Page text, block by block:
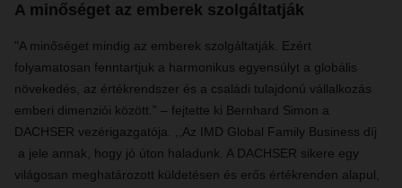
A minőséget az emberek szolgáltatják
"A minőséget mindig az emberek szolgáltatják. Ezért
folyamatosan fenntartjuk a harmonikus egyensúlyt a globális
növekedés, az értékrendszer és a családi tulajdonú vállalkozás
emberi dimenziói között.” – fejtette ki Bernhard Simon a
DACHSER vezérigazgatója. ,,Az IMD Global Family Business díj
a jele annak, hogy jó úton haladunk. A DACHSER sikere egy
világosan meghatározott küldetésen és erős értékrenden alapul,